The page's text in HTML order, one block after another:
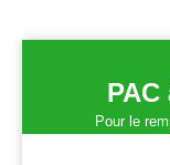
PAC
Pour le